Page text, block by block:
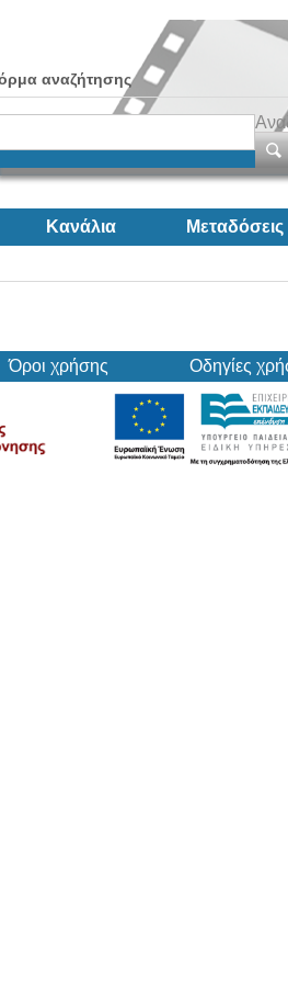
αναζήτησης
Κανάλια Μεταδόσεις
Όροι χρήσης Οδηγίες